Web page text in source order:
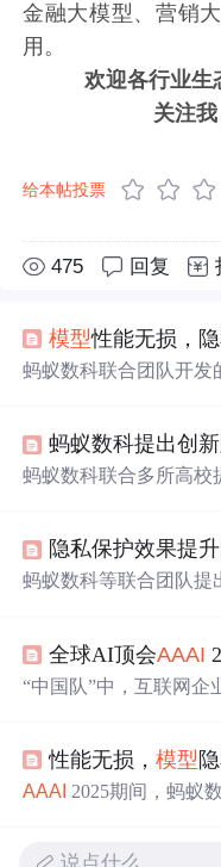
金融大模型、营销
用。
欢迎各行业生
关注
给本帖投票
475 回复
模型性能无损，隐私保护
蚂蚁数科联合团队开发
为大模型隐私保护提供
蚂蚁数科联合多所高校
下，提升隐私保护效果
被AAAI2025收录，并
蚂蚁数科等联合团队提
动态层替换、选择性秩
现有方法，已融入摩斯
全球AI顶会AAAI
“中国队”中，互联网企
性能无损，模型 隐
AAAI 2025期间，蚂蚁
说点什么…